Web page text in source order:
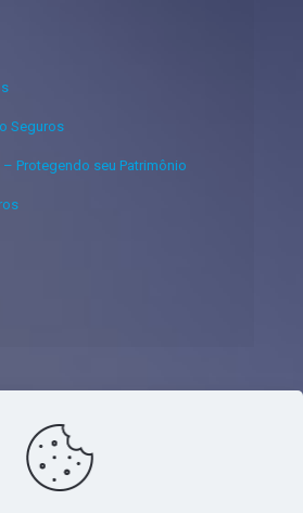
Seguros
Protegendo seu Patrimônio
Corretora de Seguros Ltda - CNPJ:
75 - SUSEP: 100637106 AV DOS